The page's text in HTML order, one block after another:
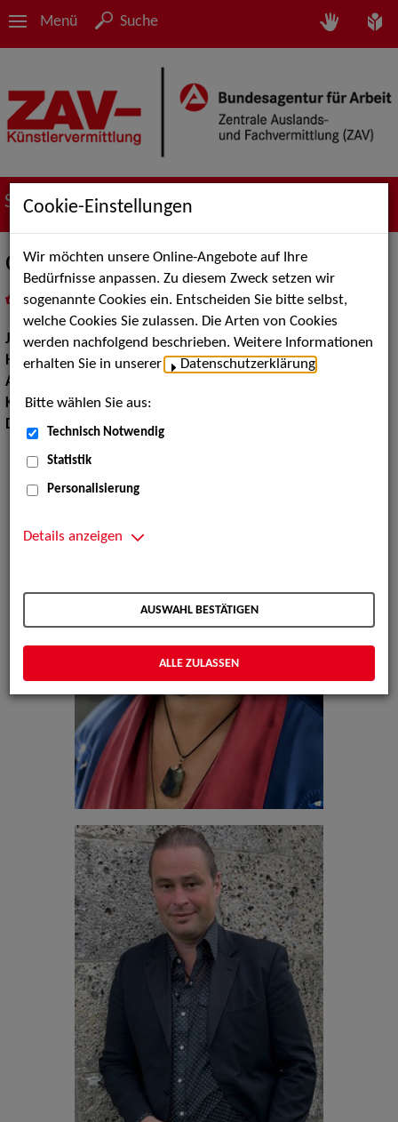
Menü Suche
Suche nach Künstler*innen
Otto Beckmann
als PDF speichern
inMeine Merklistelegen
Jahrgang:1974
Haarfarbe:braun
Augenfarbe:
Körpergröße:180 cm
Dialekte:Wienerisch, Österreichisch
Cookie-Einstellungen
Wir möchten unsere Online-Angebote auf Ihre
Bedürfnisse anpassen. Zu diesem Zweck setzen wir
sogenannte Cookies ein. Entscheiden Sie bitte selbst,
welche Cookies Sie zulassen. Die Arten von Cookies
werden nachfolgend beschrieben. Weitere Informationen
erhalten Sie in unserer
Datenschutzerklärung
Bitte wählen Sie aus:
Technisch Notwendig
Statistik
Personalisierung
Details anzeigen
AUSWAHL BESTÄTIGEN
ALLE ZULASSEN